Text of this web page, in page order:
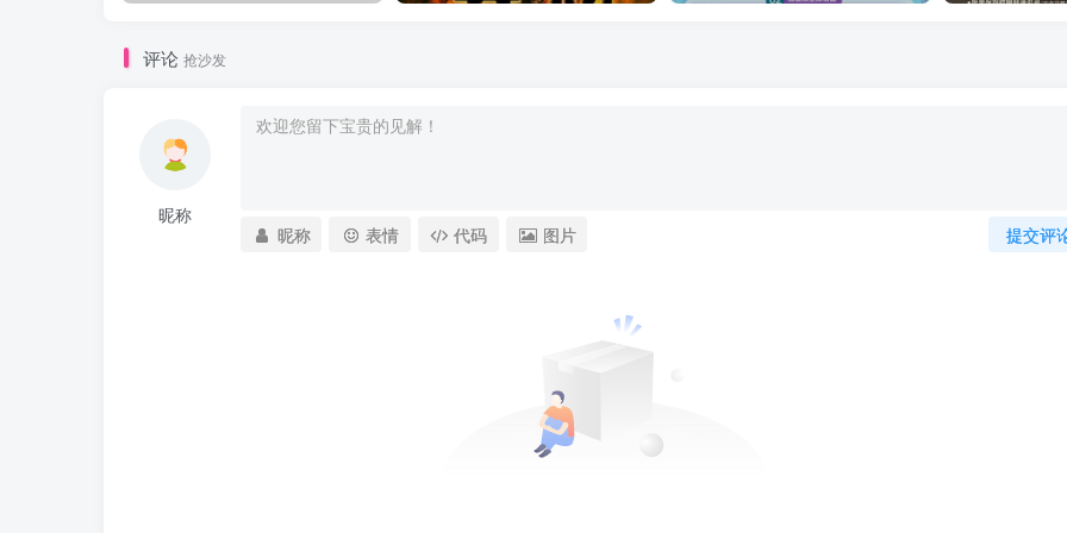
评论 抢沙发
昵称
提交评
昵称 表情 代码 图片